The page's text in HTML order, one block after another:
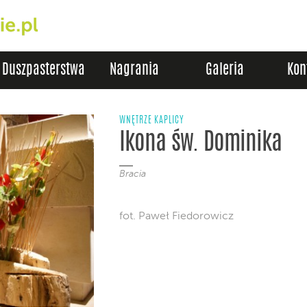
Duszpasterstwa Nagrania Galeria
WNĘTRZE KAPLICY
Ikona św. Dominika
Bracia
fot. Paweł Fiedorowicz